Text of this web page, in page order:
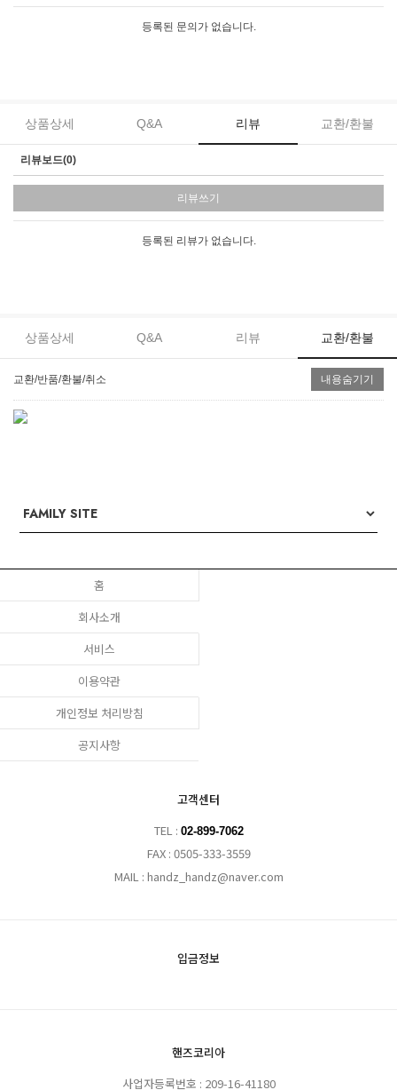
등록된 문의가 없습니다.
상품상세 Q&A 리뷰 교환/환불
리뷰보드(0)
리뷰쓰기
등록된 리뷰가 없습니다.
상품상세 Q&A 리뷰 교환/환불
교환/반품/환불/취소 내용숨기기
홈
회사소개
서비스
이용약관
개인정보 처리방침
공지사항
고객센터
TEL : 02-899-7062
FAX : 0505-333-3559
MAIL : handz_handz@naver.com
입금정보
핸즈코리아
사업자등록번호 : 209-16-41180